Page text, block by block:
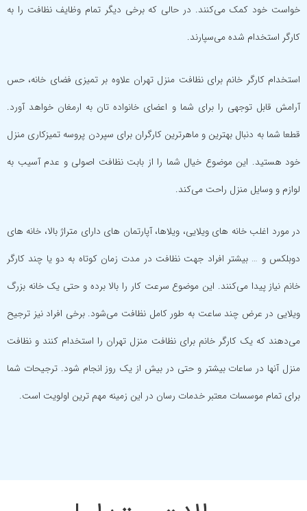
خواست خود کمک می‌کنند. در حالی که برخی دیگر تمام وظایف نظافت را به
کارگر استخدام شده می‌سپارند.
استخدام کارگر خانم برای نظافت منزل تهران علاوه بر تمیزی فضای خانه، حس
آرامش قابل توجهی را برای شما و اعضای خانواده تان به ارمغان خواهد آورد.
قطعا شما به دنبال بهترین و ماهرترین کارگران برای سپردن پروسه تمیزکاری منزل
خود هستید. این موضوع خیال شما را از بابت نظافت اصولی و عدم آسیب به
لوازم و وسایل منزل راحت می‌کند.
در مورد اغلب خانه های ویلایی، ویلاها، آپارتمان های دارای متراژ بالا، خانه های
دوبلکس و … بیشتر افراد جهت نظافت در مدت زمان کوتاه به دو یا چند کارگر
خانم نیاز پیدا می‌کنند. این موضوع سرعت کار را بالا برده و حتی یک خانه بزرگ
ویلایی در عرض چند ساعت به طور کامل نظافت می‌شود. برخی افراد نیز ترجیح
می‌دهند که یک کارگر خانم برای نظافت منزل تهران را استخدام کنند و نظافت
منزل آنها در ساعات بیشتر و حتی در بیش از یک روز انجام شود. ترجیحات شما
برای تمام موسسات معتبر خدمات رسان در این زمینه مهم ترین اولویت است.